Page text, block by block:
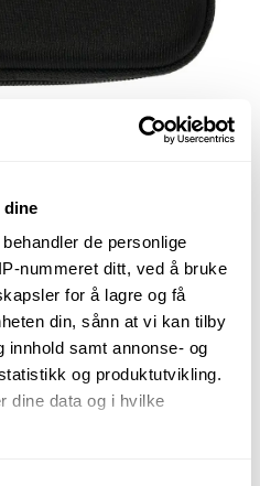
dine
behandler de personlige
nummeret ditt, ved å bruke
for å lagre og få
din, sånn at vi kan tilby
innhold samt annonse- og
og produktutvikling.
dine data og i hvilke
+